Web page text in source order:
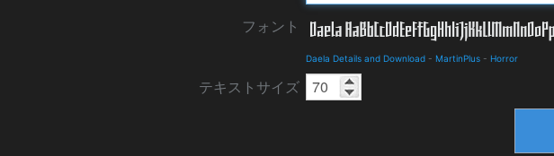
フォント
Daela Details and Download - MartinPlus - Horror
テキストサイズ